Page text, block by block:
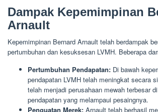
Dampak Kepemimpinan
Arnault
Kepemimpinan Bernard Arnault telah berdampak
pertumbuhan dan kesuksesan LVMH. Beberapa
Pertumbuhan Pendapatan: Di bawah
pendapatan LVMH telah meningkat secara
telah menjadi perusahaan mewah terbesar
pendapatan yang melampaui pesaingnya.
Penguatan Merek: Arnault telah berhasil